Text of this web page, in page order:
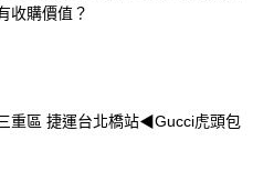
收購價值？
重區 捷運台北橋站◀Gucci虎頭包